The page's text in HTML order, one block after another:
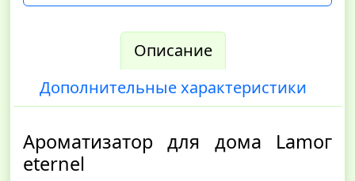
Описание
Дополнительные характеристики
Ароматизатор для дома Lamoг
eternel